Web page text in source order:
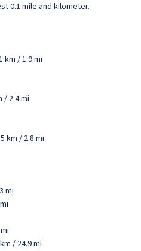
0.1 mile and kilometer.
km / 1.9 mi
/ 2.4 mi
km / 2.8 mi
mi
/ 24.9 mi